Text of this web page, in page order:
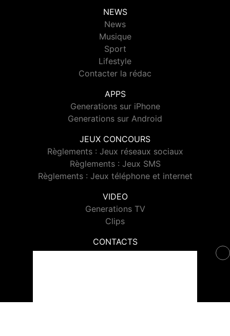
NEWS
News
Musique
Sport
Lifestyle
Contacter la rédac
APPS
Generations sur iPhone
Generations sur Android
JEUX CONCOURS
Règlements : Jeux réseaux sociaux
Règlements : Jeux SMS
Règlements : Jeux téléphone et internet
VIDEO
Generations TV
Clips
CONTACTS
Contacter Generations